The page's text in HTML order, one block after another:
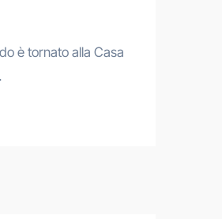
è tornato alla Casa